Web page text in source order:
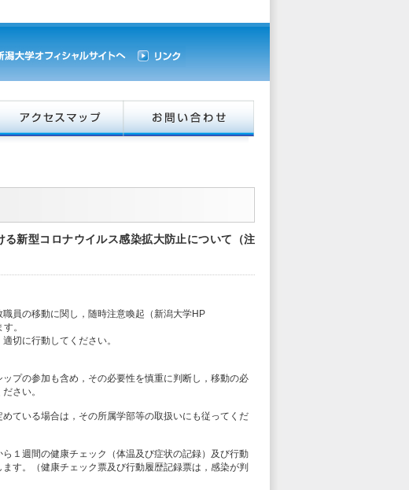
新型コロナウイルス感染拡大防止について（注
員の移動に関し，随時注意喚起（新潟大学HP
。
切に行動してください。
プの参加も含め，その必要性を慎重に判断し，移動の必
さい。
ている場合は，その所属学部等の取扱いにも従ってくだ
１週間の健康チェック（体温及び症状の記録）及び行動
す。（健康チェック票及び行動履歴記録票は，感染が判